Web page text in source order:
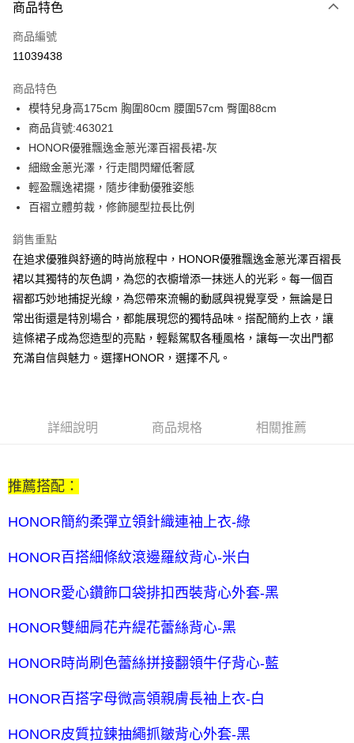
信用卡一次付款
超商取貨付款
Apple Pay
街口支付
悠遊付
Google Pay
運送方式
全家取貨付款 -訂單滿 $2000 元即享免運服務，未滿則另收
$80 元物流費用。
每筆NT$80，滿NT$2,000(含以上)免運費
全家付款後取貨-訂單滿 $2000 元即享免運服務-未滿則另收
7-11取貨付款-訂單滿 $2000 元即享免運服務-未滿則另收 $80
7-11付款後取貨-訂單滿 $2000 元即享免運服務-未滿則另收
$80 元物流費
宅配送到家-訂單滿 $2000 元即享免運服務-未滿則另收 $120 元物
流費
商品特色
商品編號
11039438
商品特色
模特兒身高175cm 胸圍80cm 腰圍57cm 臀圍88cm
商品貨號:463021
HONOR優雅飄逸金蔥光澤百褶長裙-灰
細緻金蔥光澤，行走間閃耀低奢感
輕盈飄逸裙擺，隨步律動優雅姿態
百褶立體剪裁，修飾腿型拉長比例
銷售重點
在追求優雅與舒適的時尚旅程中，HONOR優雅飄逸金蔥光澤百褶長
裙以其獨特的灰色調，為您的衣櫥增添一抹迷人的光彩。每一個百
褶都巧妙地捕捉光線，為您帶來流暢的動感與視覺享受，無論是日
常出街還是特別場合，都能展現您的獨特品味。搭配簡約上衣，讓
這條裙子成為您造型的亮點，輕鬆駕馭各種風格，讓每一次出門都
充滿自信與魅力。選擇HONOR，選擇不凡。
詳細說明 商品規格 相關推薦
推薦搭配：
HONOR簡約柔彈立領針織連袖上衣-綠
HONOR百搭細條紋滾邊羅紋背心-米白
HONOR愛心鑽飾口袋排扣西裝背心外套-黑
HONOR雙細肩花卉緹花蕾絲背心-黑
HONOR時尚刷色蕾絲拼接翻領牛仔背心-藍
HONOR百搭字母微高領親膚長袖上衣-白
HONOR皮質拉鍊抽繩抓皺背心外套-黑